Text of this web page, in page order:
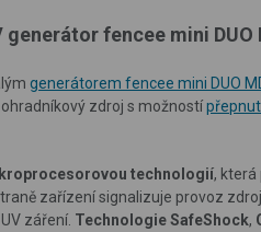
fencee mini DUO
generátorem fencee mini DUO
zdroj s možností
technologií,
zařízení signalizuje provoz
záření. Technologie SafeShock,